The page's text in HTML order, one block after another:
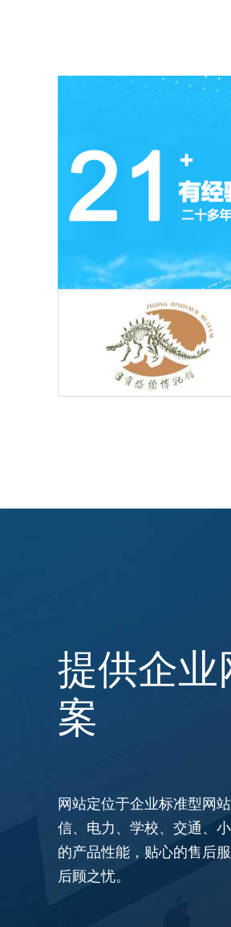
提供企业
案
网站定位于企业标准型网
信、电力、学校、交通、
的产品性能，贴心的售后
后顾之忧。